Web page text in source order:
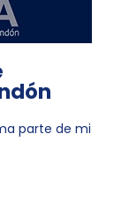
parte de mi